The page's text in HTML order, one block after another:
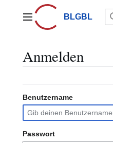
springenHauptmenüBLGBL
Anmelden
Benutzername
Passwort